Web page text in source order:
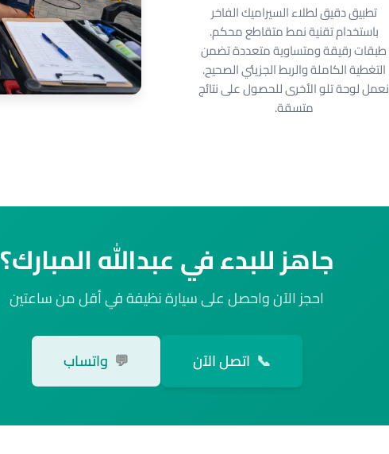
تطبيق دقيق لطلاء السيراميك الفاخر
باستخدام تقنية نمط متقاطع محكم.
طبقات رقيقة ومتساوية متعددة تضمن
التغطية الكاملة والربط الجزيئي الصحيح.
نعمل لوحة تلو الأخرى للحصول على نتائج
متسقة.
جاهز للبدء في عبدالله المبارك؟
احجز الآن واحصل على سيارة نظيفة في أقل من ساعتين
📞 اتصل الآن 💬 واتساب